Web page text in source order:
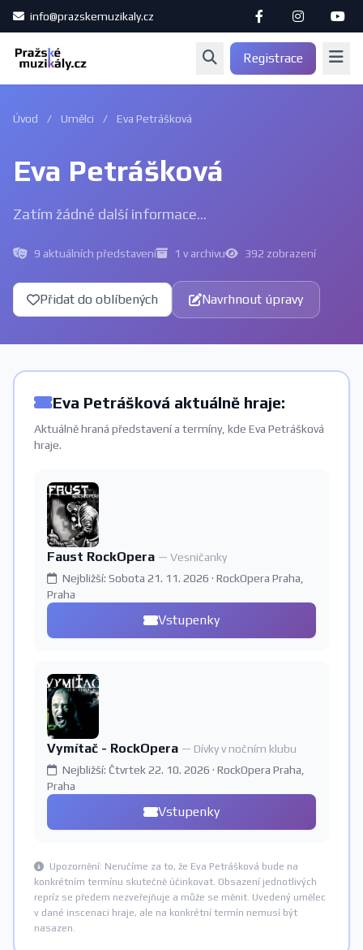
info@prazskemuzikaly.cz
Registrace
Úvod / Umělci / Eva Petrášková
Eva Petrášková
Zatím žádné další informace...
9 aktuálních představení 1 v archivu 392 zobrazení
Přidat do oblíbených Navrhnout úpravy
Eva Petrášková aktuálně hraje:
Aktuálně hraná představení a termíny, kde Eva Petrášková
hraje.
Faust RockOpera — Vesničanky
Nejbližší: Sobota 21. 11. 2026 · RockOpera Praha,
Praha
Vstupenky
Vymítač - RockOpera — Dívky v nočním klubu
Nejbližší: Čtvrtek 22. 10. 2026 · RockOpera Praha,
Praha
Vstupenky
Upozornění: Neručíme za to, že Eva Petrášková bude na
konkrétním termínu skutečně účinkovat. Obsazení jednotlivých
repríz se předem nezveřejňuje a může se měnit. Uvedený umělec
v dané inscenaci hraje, ale na konkrétní termín nemusí být
nasazen.